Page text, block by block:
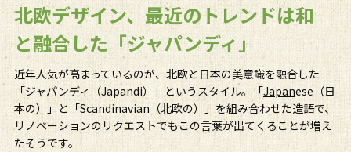
北欧デザイン、最近のトレンドは和
と融合した「ジャパンディ」
近年人気が高まっているのが、北欧と日本の美意識を融合した
「ジャパンディ（Japandi）」というスタイル。「Japanese（日
本の）」と「Scandinavian（北欧の）」を組み合わせた造語で、
リノベーションのリクエストでもこの言葉が出てくることが増え
たそうです。